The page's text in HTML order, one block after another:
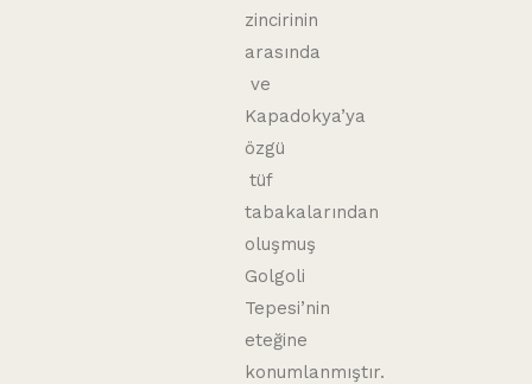
zincirinin
arasında
ve
Kapadokya’ya
özgü
tüf
tabakalarından
oluşmuş
Golgoli
Tepesi’nin
eteğine
konumlanmıştır.